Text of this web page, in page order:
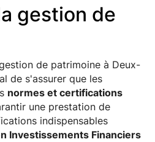
gestion de
de patrimoine à Deux-
de s'assurer que les
normes et certifications
une prestation de
indispensables
Investissements Financiers